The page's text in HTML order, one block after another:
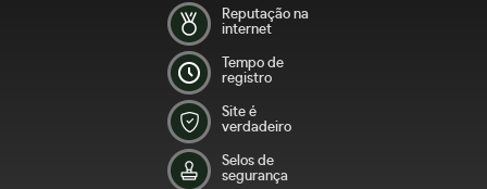
Reputação na
internet
Tempo de
registro
Site é
verdadeiro
Selos de
segurança